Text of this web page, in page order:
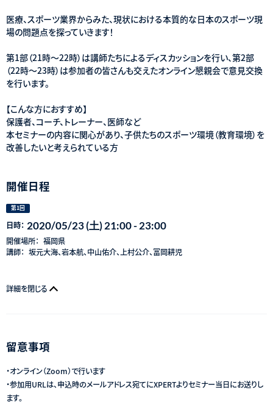
医療、スポーツ業界からみた、現状における本質的な日本のスポーツ現
場の問題点を探っていきます！
第1部（21時～22時）は講師たちによるディスカッションを行い、第2部
（22時～23時）は参加者の皆さんも交えたオンライン懇親会で意見交換
を行います。
【こんな方におすすめ】
保護者、コーチ、トレーナー、医師など
本セミナーの内容に関心があり、子供たちのスポーツ環境（教育環境）を
改善したいと考えられている方
開催日程
第1回
日時： 2020/05/23 (土) 21:00 - 23:00
開催場所： 福岡県
講師： 坂元大海、岩本航、中山佑介、上村公介、冨岡耕児
詳細を閉じる
留意事項
・オンライン（Zoom）で行います
・参加用URLは、申込時のメールアドレス宛てにXPERTよりセミナー当日にお送りし
ます。